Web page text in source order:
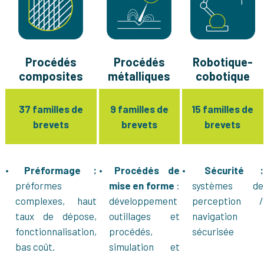
Procédés
composites
Procédés
métalliques
Robotique-
cobotique
37 familles de
brevets
9 familles de
brevets
15 familles de
brevets
Préformage :
préformes
complexes, haut
taux de dépose,
fonctionnalisation,
bas coût.
Procédés de
mise en forme :
développement
outillages et
procédés,
simulation et
Sécurité :
systèmes de
perception /
navigation
sécurisée